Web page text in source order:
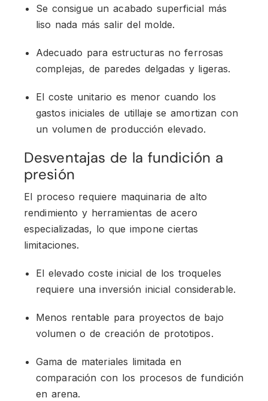
Se consigue un acabado superficial más
liso nada más salir del molde.
Adecuado para estructuras no ferrosas
complejas, de paredes delgadas y ligeras.
El coste unitario es menor cuando los
gastos iniciales de utillaje se amortizan con
un volumen de producción elevado.
Desventajas de la fundición a
presión
El proceso requiere maquinaria de alto
rendimiento y herramientas de acero
especializadas, lo que impone ciertas
limitaciones.
El elevado coste inicial de los troqueles
requiere una inversión inicial considerable.
Menos rentable para proyectos de bajo
volumen o de creación de prototipos.
Gama de materiales limitada en
comparación con los procesos de fundición
en arena.